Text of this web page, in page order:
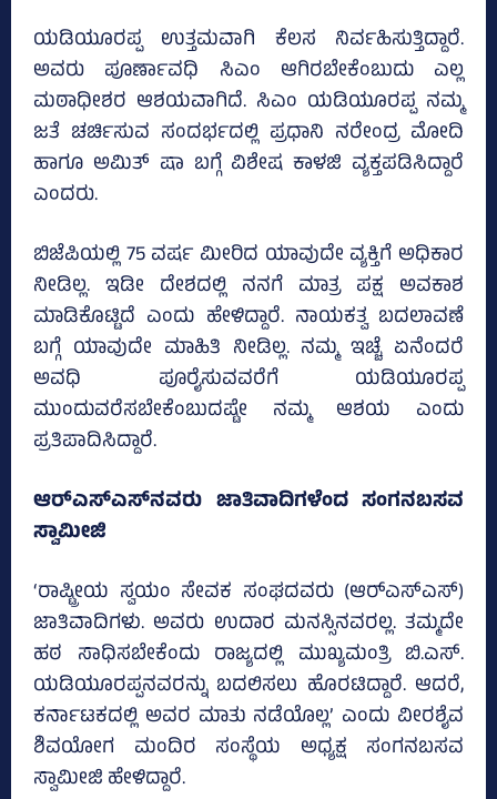
ಯಡಿಯೂರಪ್ಪ ಉತ್ತಮವಾಗಿ ಕೆಲಸ ನಿರ್ವಹಿಸುತ್ತಿದ್ದಾರೆ.
ಅವರು ಪೂರ್ಣಾವಧಿ ಸಿಎಂ ಆಗಿರಬೇಕೆಂಬುದು ಎಲ್ಲ
ಮಠಾಧೀಶರ ಆಶಯವಾಗಿದೆ. ಸಿಎಂ ಯಡಿಯೂರಪ್ಪ ನಮ್ಮ
ಜತೆ ಚರ್ಚಿಸುವ ಸಂದರ್ಭದಲ್ಲಿ ಪ್ರಧಾನಿ ನರೇಂದ್ರ ಮೋದಿ
ಹಾಗೂ ಅಮಿತ್ ಷಾ ಬಗ್ಗೆ ವಿಶೇಷ ಕಾಳಜಿ ವ್ಯಕ್ತಪಡಿಸಿದ್ದಾರೆ
ಎಂದರು.
ಬಿಜೆಪಿಯಲ್ಲಿ 75 ವರ್ಷ ಮೀರಿದ ಯಾವುದೇ ವ್ಯಕ್ತಿಗೆ ಅಧಿಕಾರ
ನೀಡಿಲ್ಲ. ಇಡೀ ದೇಶದಲ್ಲಿ ನನಗೆ ಮಾತ್ರ ಪಕ್ಷ ಅವಕಾಶ
ಮಾಡಿಕೊಟ್ಟಿದೆ ಎಂದು ಹೇಳಿದ್ದಾರೆ. ನಾಯಕತ್ವ ಬದಲಾವಣೆ
ಬಗ್ಗೆ ಯಾವುದೇ ಮಾಹಿತಿ ನೀಡಿಲ್ಲ. ನಮ್ಮ ಇಚ್ಚೆ ಏನೆಂದರೆ
ಅವಧಿ ಪೂರೈಸುವವರೆಗೆ ಯಡಿಯೂರಪ್ಪ
ಮುಂದುವರೆಸಬೇಕೆಂಬುದಷ್ಟೇ ನಮ್ಮ ಆಶಯ ಎಂದು
ಪ್ರತಿಪಾದಿಸಿದ್ದಾರೆ.
ಆರ್‌ಎಸ್‌ಎಸ್‌ನವರು ಜಾತಿವಾದಿಗಳೆಂದ ಸಂಗನಬಸವ
ಸ್ವಾಮೀಜಿ
‘ರಾಷ್ಟ್ರೀಯ ಸ್ವಯಂ ಸೇವಕ ಸಂಘದವರು (ಆರ್‌ಎಸ್‌ಎಸ್‌)
ಜಾತಿವಾದಿಗಳು. ಅವರು ಉದಾರ ಮನಸ್ಸಿನವರಲ್ಲ. ತಮ್ಮದೇ
ಹಠ ಸಾಧಿಸಬೇಕೆಂದು ರಾಜ್ಯದಲ್ಲಿ ಮುಖ್ಯಮಂತ್ರಿ ಬಿ.ಎಸ್‌.
ಯಡಿಯೂರಪ್ಪನವರನ್ನು ಬದಲಿಸಲು ಹೊರಟಿದ್ದಾರೆ. ಆದರೆ,
ಕರ್ನಾಟಕದಲ್ಲಿ ಅವರ ಮಾತು ನಡೆಯೊಲ್ಲ’ ಎಂದು ವೀರಶೈವ
ಶಿವಯೋಗ ಮಂದಿರ ಸಂಸ್ಥೆಯ ಅಧ್ಯಕ್ಷ ಸಂಗನಬಸವ
ಸ್ವಾಮೀಜಿ ಹೇಳಿದ್ದಾರೆ.